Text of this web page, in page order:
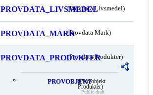
PROVDATA_LIVSMEDEL
(Provdata Livsmedel)
PROVDATA_MARK(Provdata Mark)
PROVDATA_PRODUKTER
(Provdata Produkter)
PROVOBJEKT(Provobjekt
Produkter)
Public draft